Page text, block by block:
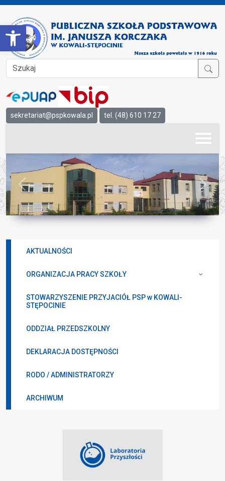
Open toolbar
sekretariat@pspkowala.pl tel. (48) 610 17 27
Previous Next
AKTUALNOŚCI
ORGANIZACJA PRACY SZKOŁY
STOWARZYSZENIE PRZYJACIÓŁ PSP w KOWALI-
STĘPOCINIE
ODDZIAŁ PRZEDSZKOLNY
DEKLARACJA DOSTĘPNOŚCI
RODO / ADMINISTRATORZY
ARCHIWUM